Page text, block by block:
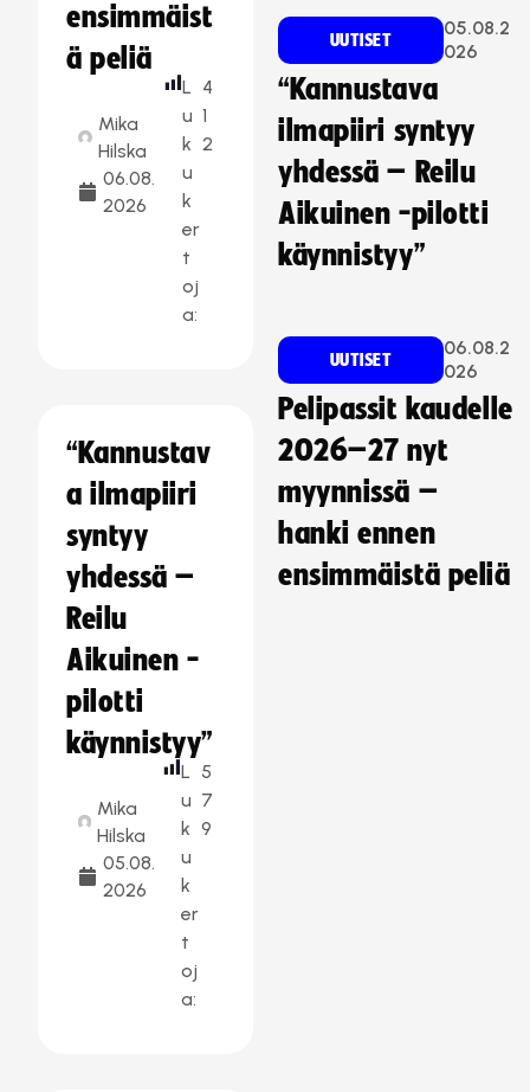
ensimmäist
ä peliä
Mika
Hilska
06.08.
2026
L
u
k
u
k
er
t
oj
a:
4
1
2
“Kannustav
a ilmapiiri
syntyy
yhdessä –
Reilu
Aikuinen -
pilotti
käynnistyy”
Mika
Hilska
05.08.
2026
L
u
k
u
k
er
t
oj
a:
5
7
9
UUTISET
05.08.2
026
“Kannustava
ilmapiiri syntyy
yhdessä – Reilu
Aikuinen -pilotti
käynnistyy”
UUTISET
06.08.2
026
Pelipassit kaudelle
2026–27 nyt
myynnissä –
hanki ennen
ensimmäistä peliä